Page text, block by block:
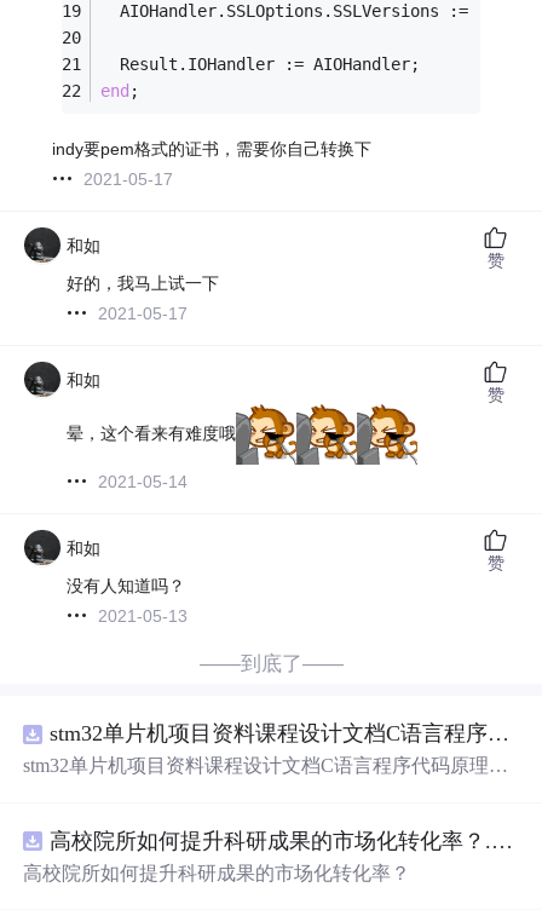
AIOHandler.SSLOptions.SSLVersions :=
  Result.IOHandler := AIOHandler;
end ;
indy要pem格式的证书，需要你自己转换下
2021-05-17
和如
好的，我马上试一下
2021-05-17
赞
和如
晕，这个看来有难度哦
2021-05-14
赞
和如
没有人知道吗？
2021-05-13
赞
——到底了——
stm32单片机项目资料课程设计文档C语言程序代码原理图电路PCB实例悬挂运动控制系统论文资料
stm32单片机项目资料课程设计文档C语言程序代码原理图
高校院所如何提升科研成果的市场化转化率？.docx
高校院所如何提升科研成果的市场化转化率？